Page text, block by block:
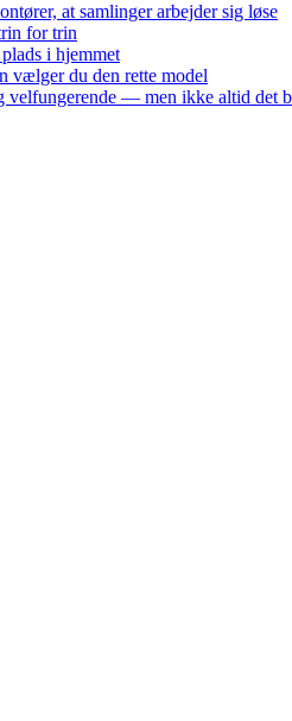
at samlinger arbejder sig løse
for trin
i hjemmet
vælger du den rette model
velfungerende — men ikke altid det